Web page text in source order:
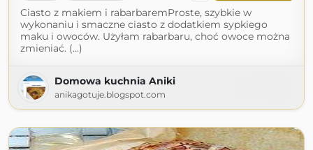
Ciasto z makiem i rabarbaremProste, szybkie w
wykonaniu i smaczne ciasto z dodatkiem sypkiego
maku i owoców. Użyłam rabarbaru, choć owoce można
zmieniać. (...)
Domowa kuchnia Aniki
anikagotuje.blogspot.com